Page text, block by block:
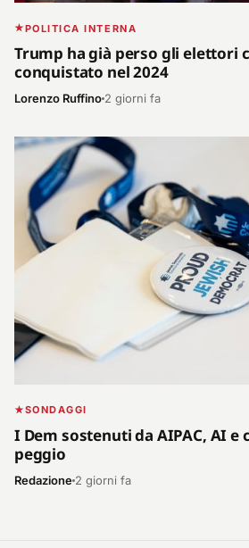
POLITICA INTERNA
Trump ha già perso gli elettori
conquistato nel 2024
Lorenzo Ruffino 2 giorni fa
SONDAGGI
I Dem sostenuti da AIPAC, AI e
peggio
Redazione 2 giorni fa